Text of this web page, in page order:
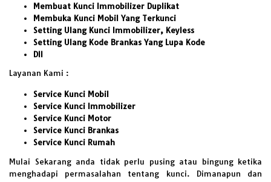
Membuat Kunci Immobilizer Duplikat
Membuka Kunci Mobil Yang Terkunci
Setting Ulang Kunci Immobilizer, Keyless
Setting Ulang Kode Brankas Yang Lupa Kode
Dll
Layanan Kami :
Service Kunci Mobil
Service Kunci Immobilizer
Service Kunci Motor
Service Kunci Brankas
Service Kunci Rumah
Mulai Sekarang anda tidak perlu pusing atau bingung ketika
menghadapi permasalahan tentang kunci. Dimanapun dan